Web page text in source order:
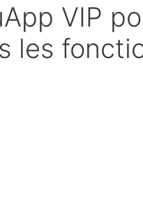
VIP
les